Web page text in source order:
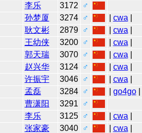
李乐 3172
♂
孙梦厦 3274 ♂ cwa
耿文彬 2879 ♂ cwa
王幼侠 3200 ♂ cwa
郭天瑞 3070 ♂ cwa
赵兴华 3124 ♂ cwa
许振宇 3046 ♂ cwa
孟磊 3284 ♂ go4go|
曹潇阳 3291
♂
李乐 3125 ♂ cwa
张家豪 3040 ♂ cwa